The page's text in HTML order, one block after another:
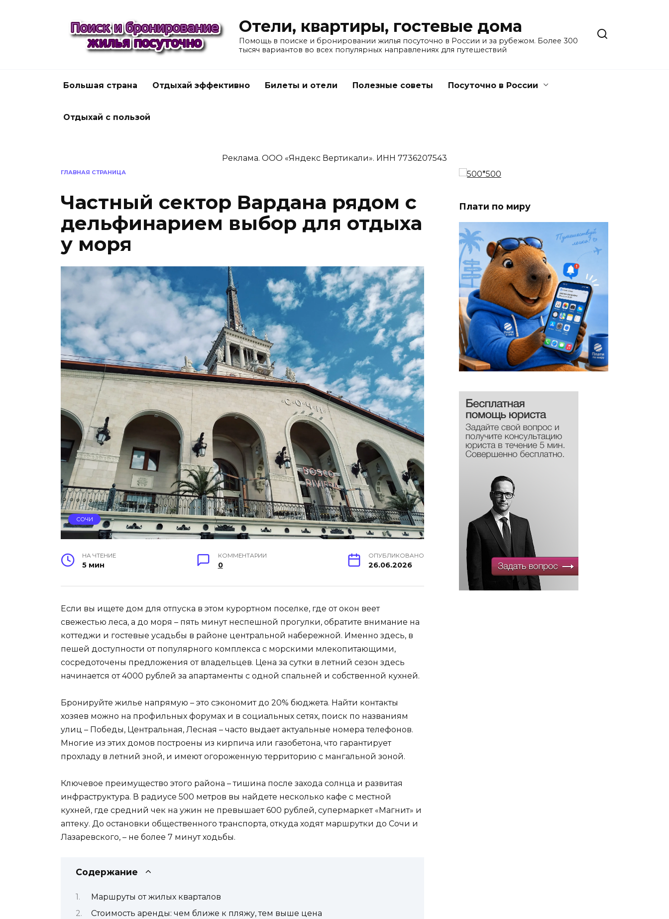
Отели, квартиры, гостевые дома
Помощь в поиске и бронировании жилья посуточно в России и за рубежом. Более 300
тысяч вариантов во всех популярных направлениях для путешествий
Большая страна Отдыхай эффективно Билеты и отели Полезные советы Посуточно в России
Отдыхай с пользой
Реклама. ООО «Яндекс Вертикали». ИНН 7736207543
ГЛАВНАЯ СТРАНИЦА
Частный сектор Вардана рядом с
дельфинарием выбор для отдыха
у моря
СОЧИ
НА ЧТЕНИЕ
5 мин
КОММЕНТАРИИ
0
ОПУБЛИКОВАНО
26.06.2026
Если вы ищете дом для отпуска в этом курортном поселке, где от окон веет
свежестью леса, а до моря – пять минут неспешной прогулки, обратите внимание на
коттеджи и гостевые усадьбы в районе центральной набережной. Именно здесь, в
пешей доступности от популярного комплекса с морскими млекопитающими,
сосредоточены предложения от владельцев. Цена за сутки в летний сезон здесь
начинается от 4000 рублей за апартаменты с одной спальней и собственной кухней.
Бронируйте жилье напрямую – это сэкономит до 20% бюджета. Найти контакты
хозяев можно на профильных форумах и в социальных сетях, поиск по названиям
улиц – Победы, Центральная, Лесная – часто выдает актуальные номера телефонов.
Многие из этих домов построены из кирпича или газобетона, что гарантирует
прохладу в летний зной, и имеют огороженную территорию с мангальной зоной.
Ключевое преимущество этого района – тишина после захода солнца и развитая
инфраструктура. В радиусе 500 метров вы найдете несколько кафе с местной
кухней, где средний чек на ужин не превышает 600 рублей, супермаркет «Магнит» и
аптеку. До остановки общественного транспорта, откуда ходят маршрутки до Сочи и
Лазаревского, – не более 7 минут ходьбы.
Содержание
Маршруты от жилых кварталов
Стоимость аренды: чем ближе к пляжу, тем выше цена
Плати по миру